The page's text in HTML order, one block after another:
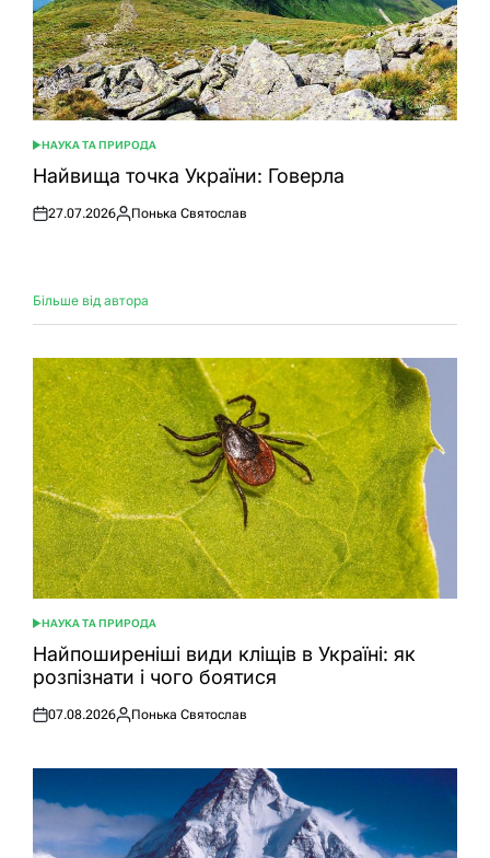
ОПУБЛІКУВАТИ
У
НАУКА ТА ПРИРОДА
Найвища точка України: Говерла
Оприлюднено
27.07.2026
Опубліковано
Понька Святослав
Більше від автора
ОПУБЛІКУВАТИ
У
НАУКА ТА ПРИРОДА
Найпоширеніші види кліщів в Україні: як
розпізнати і чого боятися
Оприлюднено
07.08.2026
Опубліковано
Понька Святослав